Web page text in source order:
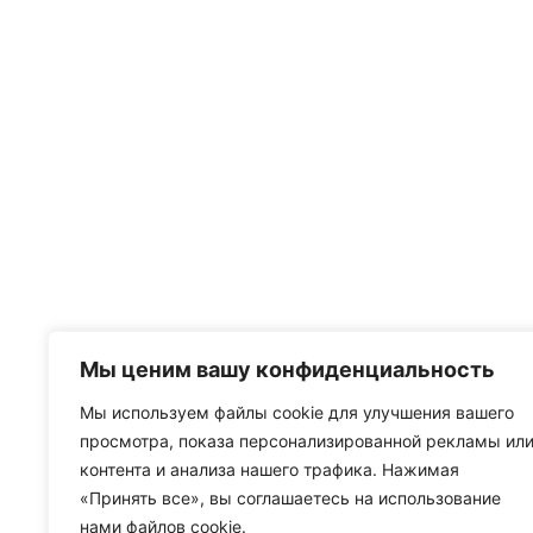
Мы ценим вашу конфиденциальность
Мы используем файлы cookie для улучшения вашего
просмотра, показа персонализированной рекламы или
контента и анализа нашего трафика. Нажимая
«Принять все», вы соглашаетесь на использование
нами файлов cookie.